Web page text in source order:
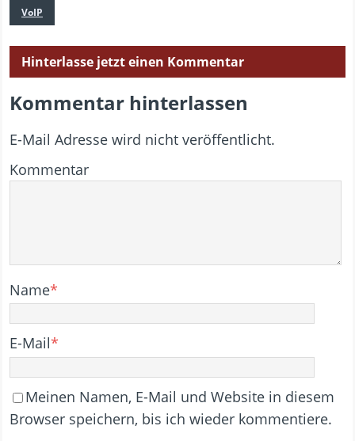
VoIP
Hinterlasse jetzt einen Kommentar
Kommentar hinterlassen
E-Mail Adresse wird nicht veröffentlicht.
Kommentar
Name*
E-Mail*
Meinen Namen, E-Mail und Website in diesem
Browser speichern, bis ich wieder kommentiere.